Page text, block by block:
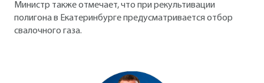
Министр также отмечает, что при рекультивации
полигона в Екатеринбурге предусматривается отбор
свалочного газа.